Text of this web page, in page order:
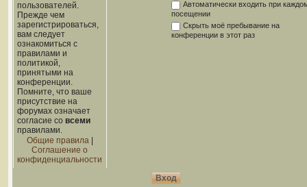
пользователей.
Прежде чем
зарегистрироваться,
вам следует
ознакомиться с
правилами и
политикой,
принятыми на
конференции.
Помните, что ваше
присутствие на
форумах означает
согласие со всеми
правилами.
Общие правила|
Соглашение о
конфиденциальности
Автоматически входить при
посещении
Скрыть моё пребывание на
конференции в этот раз